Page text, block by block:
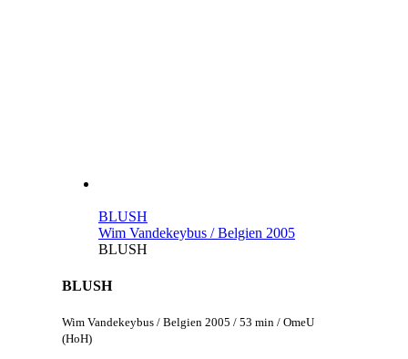
BLUSH
Wim Vandekeybus / Belgien 2005
BLUSH
BLUSH
Wim Vandekeybus / Belgien 2005 / 53 min / OmeU
(HoH)